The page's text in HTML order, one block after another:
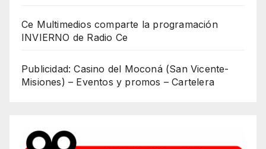
Ce Multimedios comparte la programación
INVIERNO de Radio Ce
Publicidad: Casino del Moconá (San Vicente-
Misiones) – Eventos y promos – Cartelera